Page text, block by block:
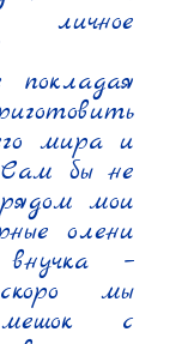
мира и
Сам бы не
мои
олени
–
мы
мешок с